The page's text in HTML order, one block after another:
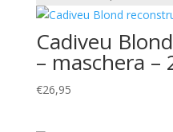
Cadiveu
– maschera –
€26,95